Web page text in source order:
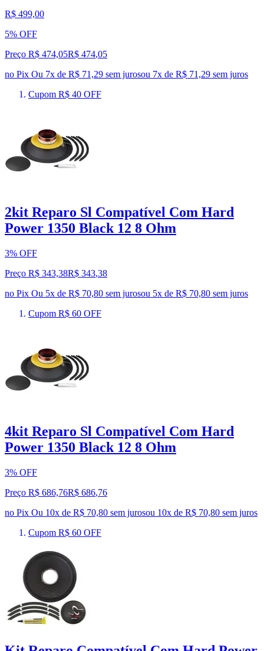
R$ 499,00
5% OFF
Preço R$ 474,05R$ 474,05
no Pix Ou 7x de R$ 71,29 sem jurosou 7x de R$ 71,29 sem juros
Cupom R$ 40 OFF
2kit Reparo Sl Compatível Com Hard
Power 1350 Black 12 8 Ohm
3% OFF
Preço R$ 343,38R$ 343,38
no Pix Ou 5x de R$ 70,80 sem jurosou 5x de R$ 70,80 sem juros
Cupom R$ 60 OFF
4kit Reparo Sl Compatível Com Hard
Power 1350 Black 12 8 Ohm
3% OFF
Preço R$ 686,76R$ 686,76
no Pix Ou 10x de R$ 70,80 sem jurosou 10x de R$ 70,80 sem juros
Cupom R$ 60 OFF